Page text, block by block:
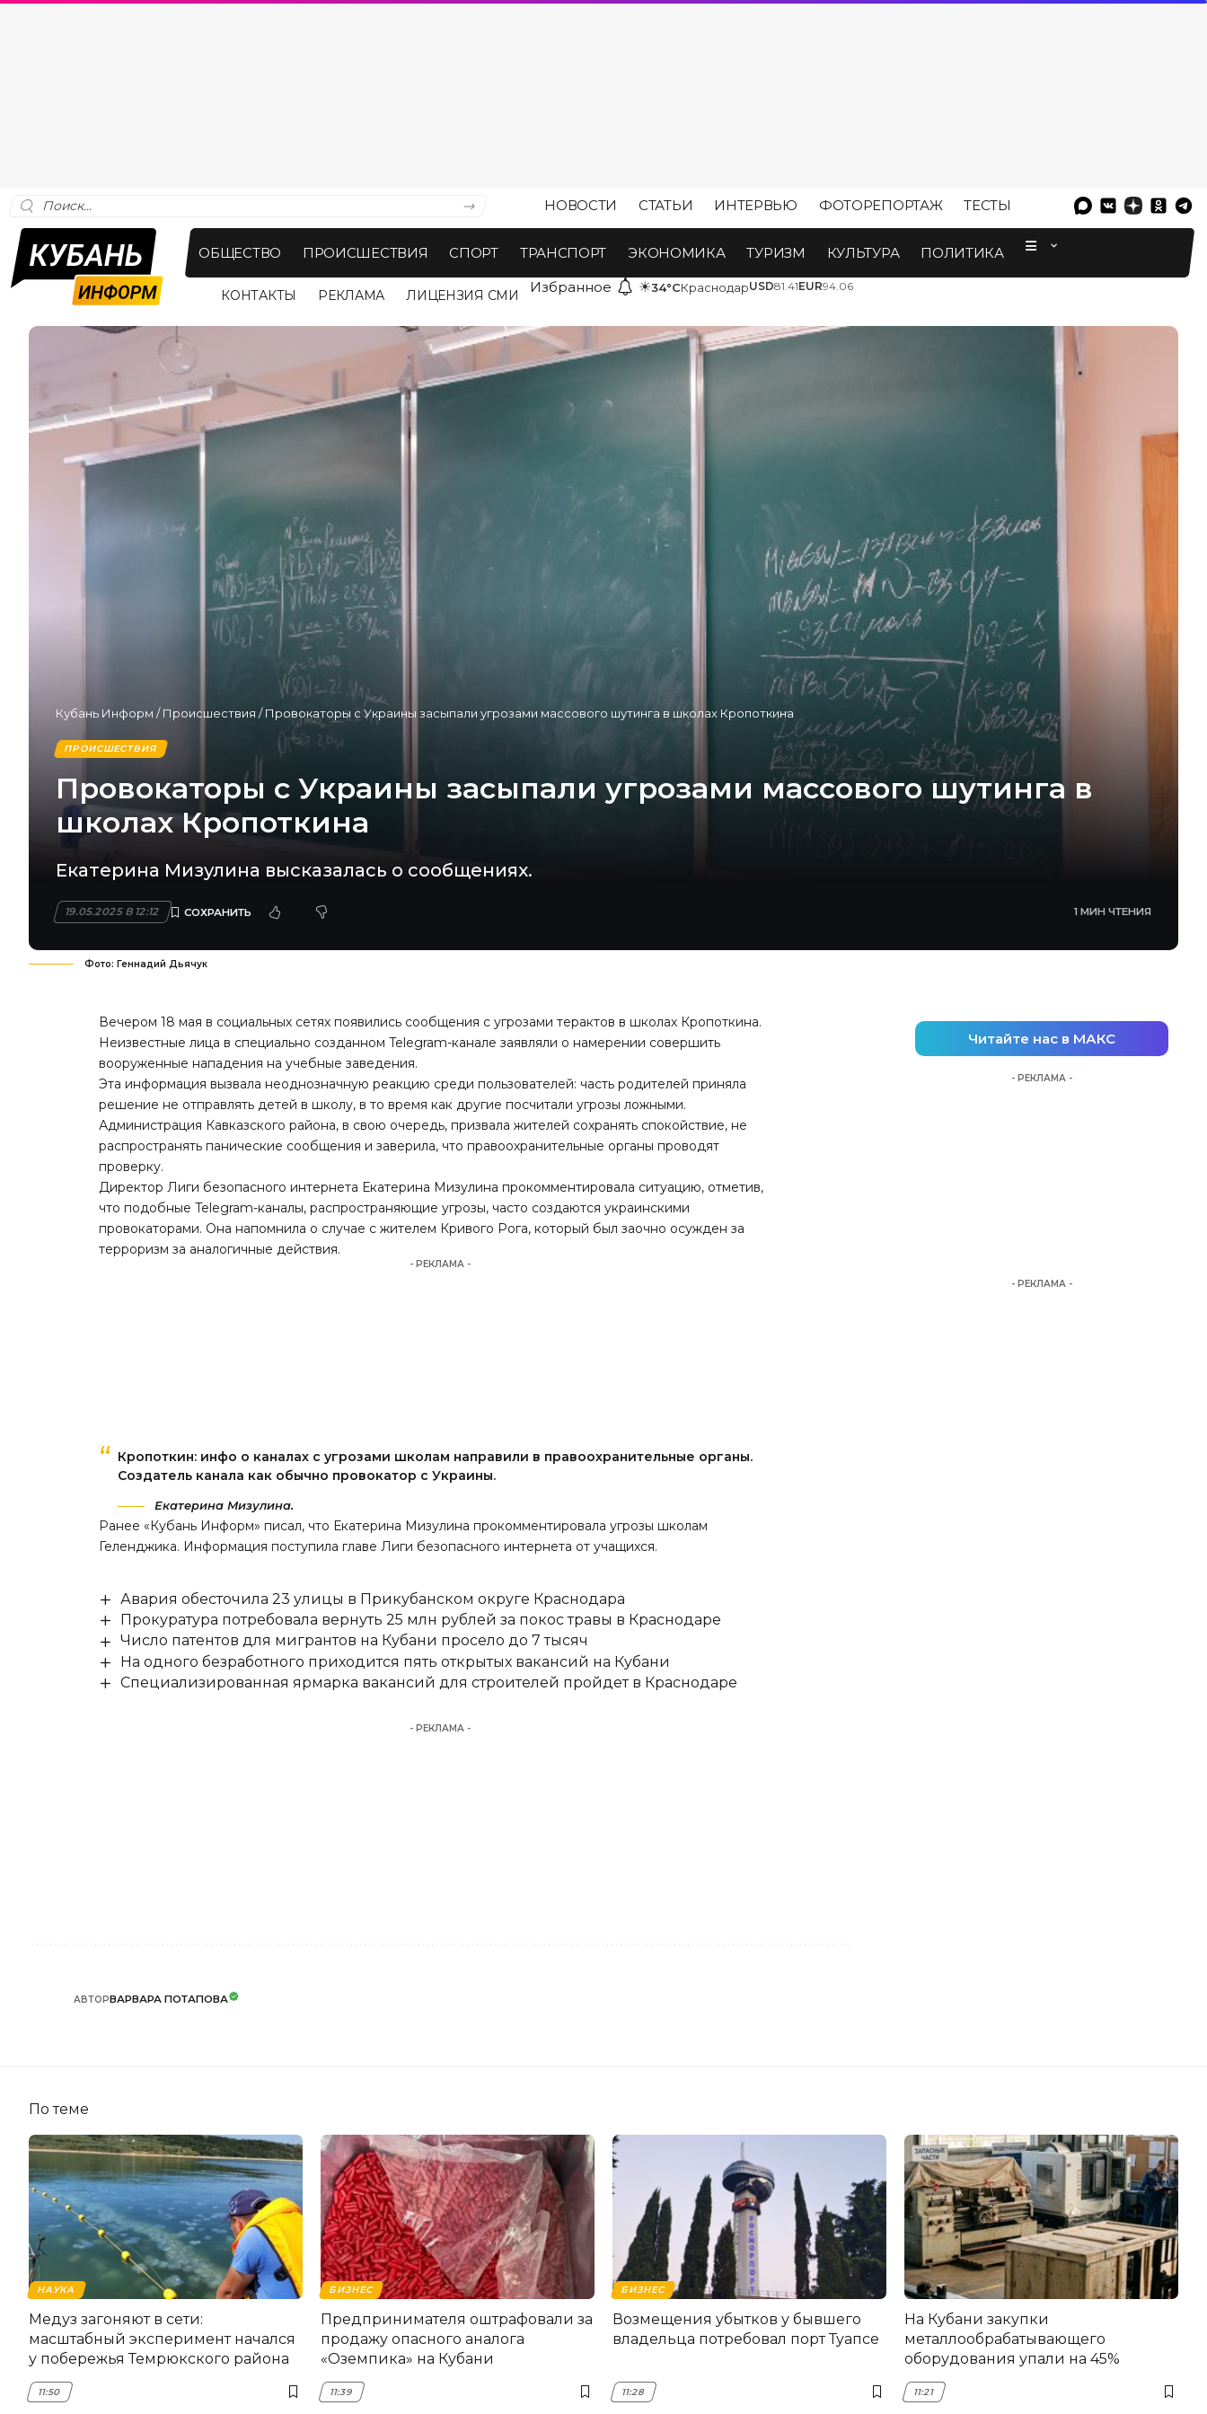
НОВОСТИ СТАТЬИ ИНТЕРВЬЮ ФОТОРЕПОРТАЖ ТЕСТЫ
ОБЩЕСТВО ПРОИСШЕСТВИЯ СПОРТ ТРАНСПОРТ ЭКОНОМИКА ТУРИЗМ КУЛЬТУРА ПОЛИТИКА
КОНТАКТЫ РЕКЛАМА ЛИЦЕНЗИЯ СМИ Избранное ☀34°CКраснодарUSD81.41EUR94.06
Кубань Информ /Происшествия /Провокаторы с Украины засыпали угрозами массового шутинга в школах Кропоткина
ПРОИСШЕСТВИЯ
Провокаторы с Украины засыпали угрозами массового шутинга в
школах Кропоткина
Екатерина Мизулина высказалась о сообщениях.
19.05.2025 В 12:12 1 МИН ЧТЕНИЯ
Фото: Геннадий Дьячук
Вечером 18 мая в социальных сетях появились сообщения с угрозами терактов в школах Кропоткина.
Неизвестные лица в специально созданном Telegram-канале заявляли о намерении совершить
вооруженные нападения на учебные заведения.
Эта информация вызвала неоднозначную реакцию среди пользователей: часть родителей приняла
решение не отправлять детей в школу, в то время как другие посчитали угрозы ложными.
Администрация Кавказского района, в свою очередь, призвала жителей сохранять спокойствие, не
распространять панические сообщения и заверила, что правоохранительные органы проводят
проверку.
Директор Лиги безопасного интернета Екатерина Мизулина прокомментировала ситуацию, отметив,
что подобные Telegram-каналы, распространяющие угрозы, часто создаются украинскими
провокаторами. Она напомнила о случае с жителем Кривого Рога, который был заочно осужден за
терроризм за аналогичные действия.
- РЕКЛАМА -
Кропоткин: инфо о каналах с угрозами школам направили в правоохранительные органы.
Создатель канала как обычно провокатор с Украины.
Екатерина Мизулина.
Ранее «Кубань Информ» писал, что Екатерина Мизулина прокомментировала угрозы школам
Геленджика. Информация поступила главе Лиги безопасного интернета от учащихся.
Авария обесточила 23 улицы в Прикубанском округе Краснодара
Прокуратура потребовала вернуть 25 млн рублей за покос травы в Краснодаре
Число патентов для мигрантов на Кубани просело до 7 тысяч
На одного безработного приходится пять открытых вакансий на Кубани
Специализированная ярмарка вакансий для строителей пройдет в Краснодаре
- РЕКЛАМА -
АВТОРВАРВАРА ПОТАПОВА
Читайте нас в МАКС
- РЕКЛАМА -
- РЕКЛАМА -
По теме
НАУКА
Медуз загоняют в сети:
масштабный эксперимент начался
у побережья Темрюкского района
11:50
БИЗНЕС
Предпринимателя оштрафовали за
продажу опасного аналога
«Оземпика» на Кубани
11:39
БИЗНЕС
Возмещения убытков у бывшего
владельца потребовал порт Туапсе
11:28
На Кубани закупки
металлообрабатывающего
оборудования упали на 45%
11:21